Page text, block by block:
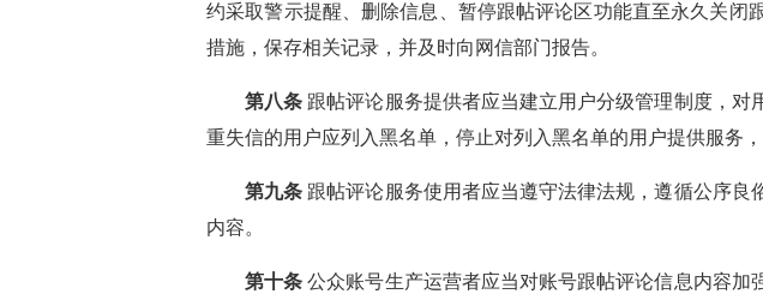
约采取警示提醒、删除信息、暂停跟帖评论区功能直至永久关
措施，保存相关记录，并及时向网信部门报告。
第八条 跟帖评论服务提供者应当建立用户分级管理制度，
重失信的用户应列入黑名单，停止对列入黑名单的用户提供服务
第九条 跟帖评论服务使用者应当遵守法律法规，遵循公序
内容。
第十条 公众账号生产运营者应当对账号跟帖评论信息内容